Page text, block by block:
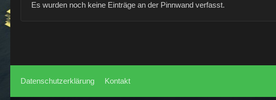
Es wurden noch keine Einträge an der Pinnwand verfasst.
Datenschutzerklärung Kontakt